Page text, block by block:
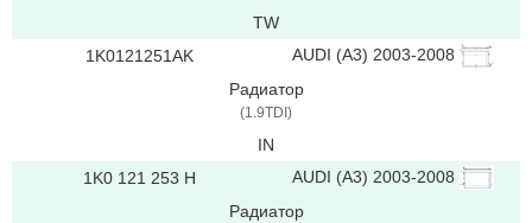
TW
1K0121251AK
AUDI (A3) 2003-2008
Радиатор
(1.9TDI)
IN
1K0 121 253 H
AUDI (A3) 2003-2008
Радиатор